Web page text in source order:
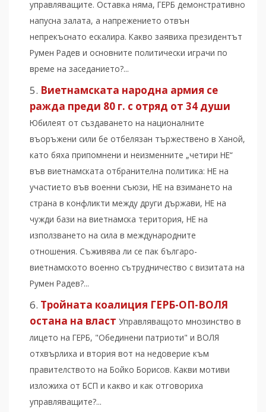
управляващите. Оставка няма, ГЕРБ демонстративно
напусна залата, а напрежението отвън
непрекъснато ескалира. Какво заявиха президентът
Румен Радев и основните политически играчи по
време на заседанието?...
Виетнамската народна армия се
ражда преди 80 г. с отряд от 34 души
Юбилеят от създаването на националните
въоръжени сили бе отбелязан тържествено в Ханой,
като бяха припомнени и неизменните „четири НЕ“
във виетнамската отбранителна политика: НЕ на
участието във военни съюзи, НЕ на взимането на
страна в конфликти между други държави, НЕ на
чужди бази на виетнамска територия, НЕ на
използването на сила в международните
отношения. Съживява ли се пак българо-
виетнамското военно сътрудничество с визитата на
Румен Радев?...
Тройната коалиция ГЕРБ-ОП-ВОЛЯ
остана на власт Управляващото мнозинство в
лицето на ГЕРБ, "Обединени патриоти" и ВОЛЯ
отхвърлиха и втория вот на недоверие към
правителството на Бойко Борисов. Какви мотиви
изложиха от БСП и какво и как отговориха
управляващите?...